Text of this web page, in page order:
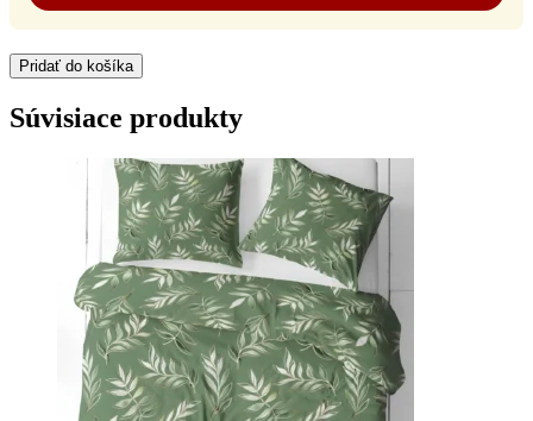
Pridať do košíka
Súvisiace produkty